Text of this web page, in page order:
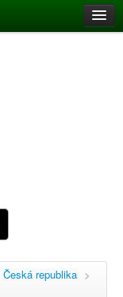
Česká republika >